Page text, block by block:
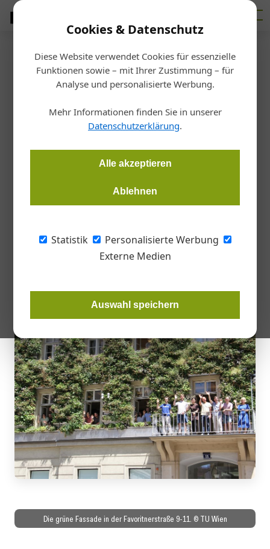
Cookies & Datenschutz
Diese Website verwendet Cookies für essenzielle
Funktionen sowie – mit Ihrer Zustimmung – für
Analyse und personalisierte Werbung.
Mehr Informationen finden Sie in unserer
Datenschutzerklärung.
Alle akzeptieren
Ablehnen
Statistik
Personalisierte Werbung
Externe Medien
Auswahl speichern
Startseite/Architektur
Begrünte Fassade der TU Wien
übertrifft Erwartungen
Am Informatik-Gebäude der Technischen Universität Wien in
der Favoritenstraße 9–11 hat sich eine Ende 2025 installierte
entwickelt. Das Forschungsprojekt „Green Facade Digital
Twin“ untersucht dabei nicht nur das Pflanzenwachstum,
sondern auch bauphysikalische Eigenschaften und digitale
Die grüne Fassade in der Favoritnerstraße 9-11. © TU Wien